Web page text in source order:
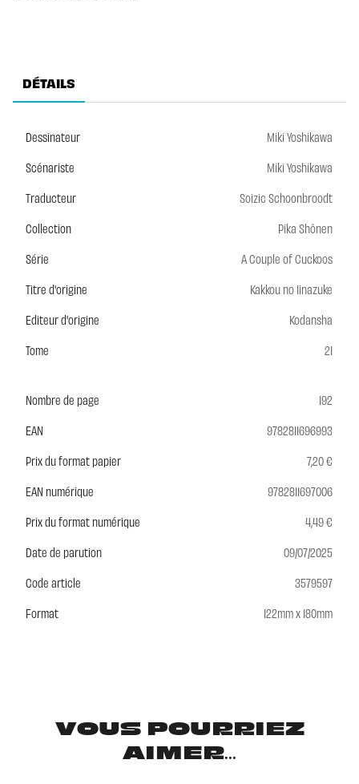
DÉTAILS
Dessinateur
Miki Yoshikawa
Scénariste
Miki Yoshikawa
Traducteur
Soizic Schoonbroodt
Collection
Pika Shônen
Série
A Couple of Cuckoos
Titre d'origine
Kakkou no Iinazuke
Editeur d'origine
Kodansha
Tome
21
Nombre de page
192
EAN
9782811696993
Prix du format papier
7,20 €
EAN numérique
9782811697006
Prix du format numérique
4,49 €
Date de parution
09/07/2025
Code article
3579597
Format
122mm x 180mm
VOUS POURRIEZ
AIMER...